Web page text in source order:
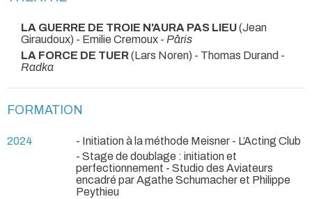
LA GUERRE DE TROIE N'AURA PAS LIEU(Jean
Giraudoux) - Emilie Cremoux - Pâris
LA FORCE DE TUER(Lars Noren) - Thomas Durand -
Radka
FORMATION
2024
- Initiation à la méthode Meisner - L’Acting Club
- Stage de doublage : initiation et
perfectionnement - Studio des Aviateurs
encadré par Agathe Schumacher et Philippe
Peythieu